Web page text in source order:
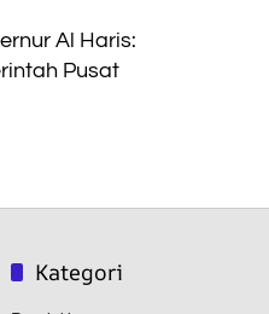
Al Haris:
Pusat
Kategori